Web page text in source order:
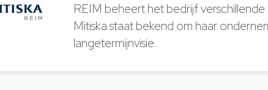
REIM beheert het bedrijf
Mitiska staat bekend om haar
langetermijnvisie.